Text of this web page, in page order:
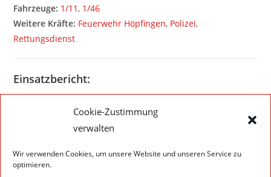
Cookie-Zustimmung
verwalten
Wir verwenden Cookies, um unsere Website und unseren Service zu
optimieren.
Fahrzeuge: 1/11, 1/46
Weitere Kräfte: Feuerwehr Höpfingen, Polizei,
Rettungsdienst
Einsatzbericht:
Die Fahrzeuge Walldürn 1/11 und Walldürn 1/46 wurden
zur Unterstützung der Feuerwehr Höpfingen alarmiert.